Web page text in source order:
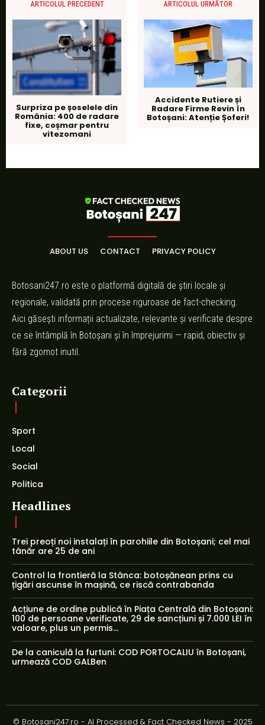
ARTICOLUL PRECEDENT
Surpriza pe șoselele din
România: 400 de radare
fixe, coșmar pentru
vitezomani
ARTICOLUL URMĂTOR
Accidente Rutiere și
Radare Firme Revin în
Botoșani: Atenție Șoferi!
ABOUT US CONTACT PRIVACY POLICY
Botosani247.ro este o platformă digitală de știri locale și
regionale, validată prin procese riguroase de fact-checking.
Aici găsești informații actualizate, relevante și verificate despre
ce se întâmplă în Botoșani și în împrejurimi — rapid, obiectiv și
fără zgomot inutil.
Categorii
Sport
Local
Social
Politica
Headlines
Trei preoți noi instalați în parohiile din Botoșani; cel mai
tânăr are 25 de ani
Control la frontieră la Stânca: botoșănean prins cu
țigări ascunse în mașină, ce riscă contrabanda
Acțiune de ordine publică în Piața Centrală din Botoșani:
100 de persoane verificate, 29 de sancțiuni și 7.000 LEI în
valoare, plus un permis...
De la caniculă la furtuni: COD PORTOCALIU în Botoșani,
urmează COD GALBen
© Botosani247.ro - AI Processed & Fact Checked News - 2025